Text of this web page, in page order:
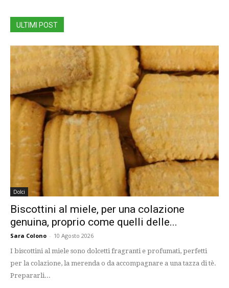
ULTIMI POST
Dolci
Biscottini al miele, per una colazione
genuina, proprio come quelli delle...
Sara Colono - 10 Agosto 2026
I biscottini al miele sono dolcetti fragranti e profumati, perfetti
per la colazione, la merenda o da accompagnare a una tazza di tè.
Prepararli...